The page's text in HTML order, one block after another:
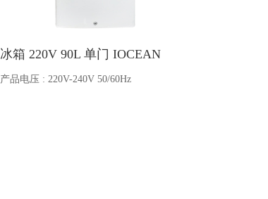
冰箱 220V 90L 单门 IOCEAN
产品电压 : 220V-240V 50/60Hz